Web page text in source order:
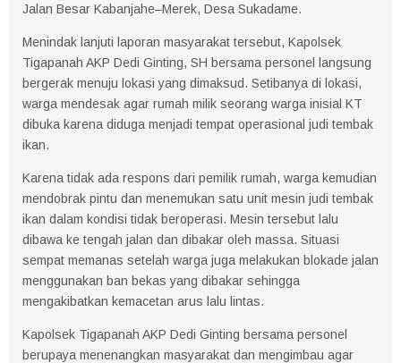
Jalan Besar Kabanjahe–Merek, Desa Sukadame.
Menindak lanjuti laporan masyarakat tersebut, Kapolsek
Tigapanah AKP Dedi Ginting, SH bersama personel langsung
bergerak menuju lokasi yang dimaksud. Setibanya di lokasi,
warga mendesak agar rumah milik seorang warga inisial KT
dibuka karena diduga menjadi tempat operasional judi tembak
ikan.
Karena tidak ada respons dari pemilik rumah, warga kemudian
mendobrak pintu dan menemukan satu unit mesin judi tembak
ikan dalam kondisi tidak beroperasi. Mesin tersebut lalu
dibawa ke tengah jalan dan dibakar oleh massa. Situasi
sempat memanas setelah warga juga melakukan blokade jalan
menggunakan ban bekas yang dibakar sehingga
mengakibatkan kemacetan arus lalu lintas.
Kapolsek Tigapanah AKP Dedi Ginting bersama personel
berupaya menenangkan masyarakat dan mengimbau agar